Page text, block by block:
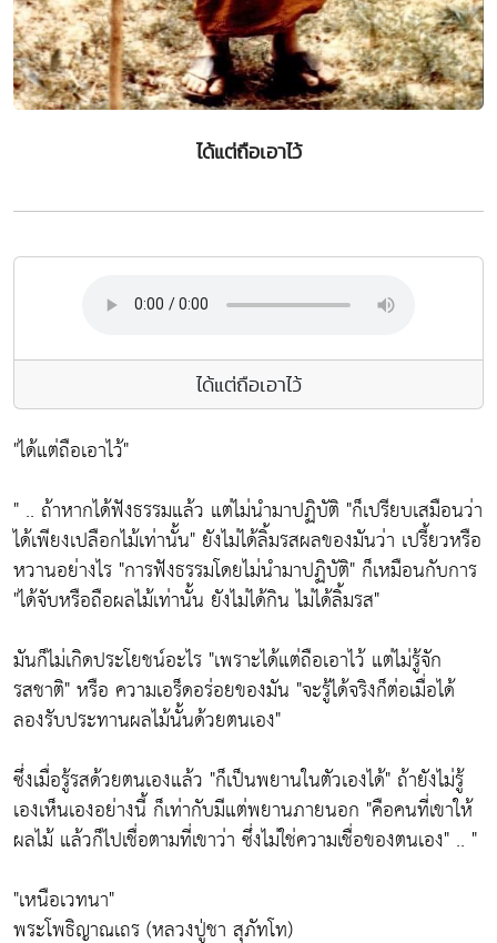
ได้แต่ถือเอาไว้
ได้แต่ถือเอาไว้
"ได้แต่ถือเอาไว้"
" .. ถ้าหากได้ฟังธรรมแล้ว แต่ไม่นำมาปฏิบัติ "ก็เปรียบเสมือนว่า
ได้เพียงเปลือกไม้เท่านั้น" ยังไม่ได้ลิ้มรสผลของมันว่า เปรี้ยวหรือ
หวานอย่างไร "การฟังธรรมโดยไม่นำมาปฏิบัติ" ก็เหมือนกับการ
"ได้จับหรือถือผลไม้เท่านั้น ยังไม่ได้กิน ไม่ได้ลิ้มรส"
มันก็ไม่เกิดประโยชน์อะไร "เพราะได้แต่ถือเอาไว้ แต่ไม่รู้จัก
รสชาติ" หรือ ความเอร็ดอร่อยของมัน "จะรู้ได้จริงก็ต่อเมื่อได้
ลองรับประทานผลไม้นั้นด้วยตนเอง"
ซึ่งเมื่อรู้รสด้วยตนเองแล้ว "ก็เป็นพยานในตัวเองได้" ถ้ายังไม่รู้
เองเห็นเองอย่างนี้ ก็เท่ากับมีแต่พยานภายนอก "คือคนที่เขาให้
ผลไม้ แล้วก็ไปเชื่อตามที่เขาว่า ซึ่งไม่ใช่ความเชื่อของตนเอง" .. "
"เหนือเวทนา"
พระโพธิญาณเถร (หลวงปู่ชา สุภัทโท)